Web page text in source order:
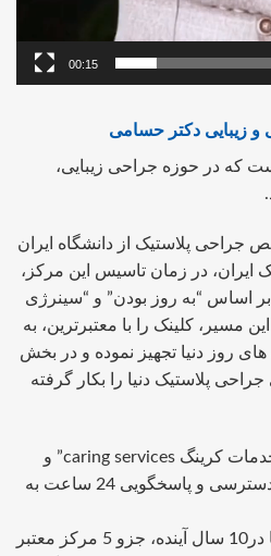
00:15
زیبایی دکتر حسامی
بیش از 5 سال است که در حوزه جراحی زیبایی،
پلاستیک از دانشگاه ایران
ایران، در زمان تاسیس این مرکز،
بر اساس “به روز بودن” و “سینرژی
مسیر، کلینک را با معتبرترین، به
های روز دنیا تجهیز نموده و در بخش
پلاستیک دنیا را بکار گرفته
سینرژی در اثر بخشی را با “خدمات کرینگ caring services” و
“پشتیبانی موثر از مراجعین، دسترسی و پاسخگویی 24 ساعت به
این مجموعه در تلاش است تا در10 سال آینده، جزو 5 مرکز معتبر